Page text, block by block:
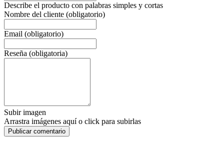
Describe el producto con palabras simples y cortas
Nombre del cliente (obligatorio)
Email (obligatorio)
Reseña (obligatoria)
Subir imagen
Arrastra imágenes aquí o click para subirlas